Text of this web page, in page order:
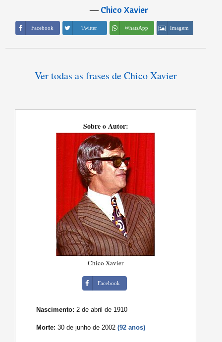
―Chico Xavier
Facebook Twitter WhatsApp Imagem
Ver todas as frases de Chico Xavier
Sobre o Autor:
Chico Xavier
Facebook
Nascimento: 2 de abril de 1910
Morte: 30 de junho de 2002(92 anos)